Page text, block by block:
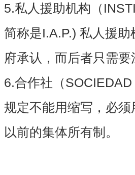
5.私人援助机构（
简称是I.A.P.) 私人援
府承认，而后者只需
6.合作社（
规定不能用缩写，必
以前的集体所有制。